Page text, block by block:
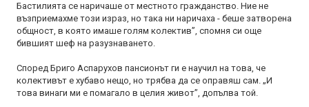
Бастилията се наричаше от местното гражданство. Ние не
възприемахме този израз, но така ни наричаха - беше затворена
общност, в която имаше голям колектив”, спомня си още
бившият шеф на разузнаването.
Според Бриго Аспарухов пансионът ги е научил на това, че
колективът е хубаво нещо, но трябва да се оправяш сам. „И
това винаги ми е помагало в целия живот”, допълва той.